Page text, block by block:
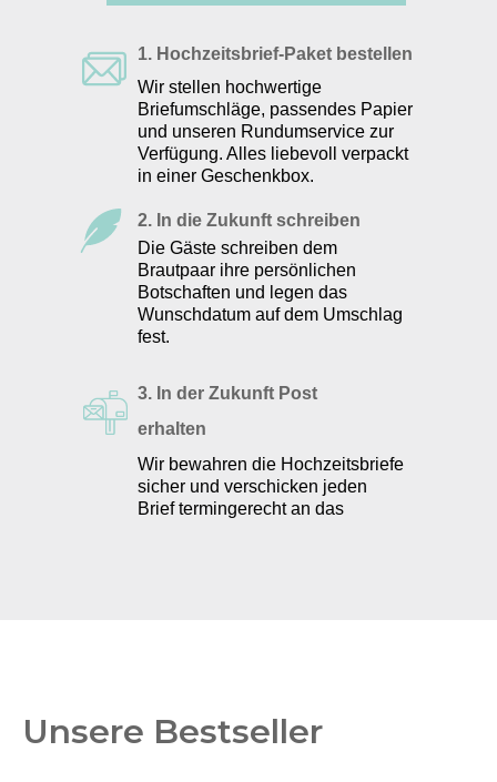
1. Hochzeitsbrief-Paket bestellen
2. In die Zukunft schreiben
3. In der Zukunft Post
erhalten
Wir stellen hochwertige
Briefumschläge, passendes Papier
und unseren Rundumservice zur
Verfügung. Alles liebevoll verpackt
in einer Geschenkbox.
Die Gäste schreiben dem
Brautpaar ihre persönlichen
Botschaften und legen das
Wunschdatum auf dem Umschlag
fest.
Wir bewahren die Hochzeitsbriefe
sicher und verschicken jeden
Brief termingerecht an das
Unsere Bestseller